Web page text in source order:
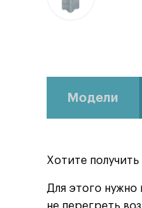
Модели
Хотите
Для этого нужно